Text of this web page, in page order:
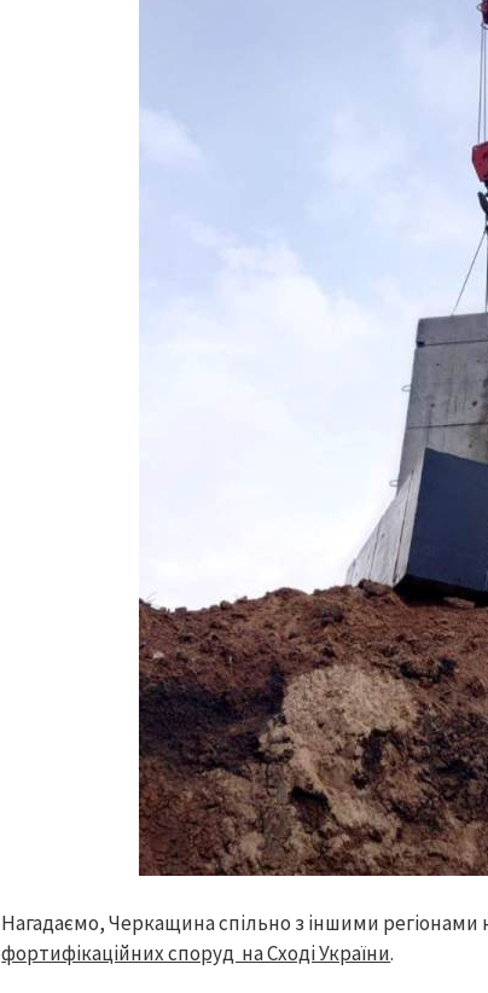
Нагадаємо, Черкащина спільно з іншими регіонами
фортифікаційних споруд на Сході України.